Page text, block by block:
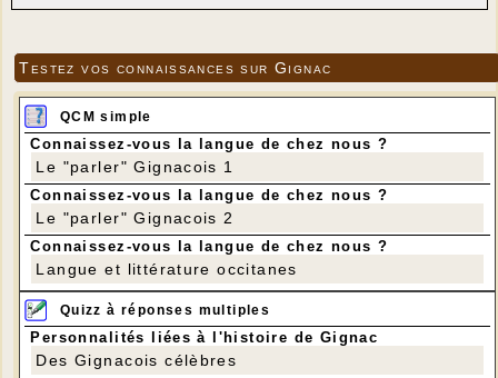
---
Testez vos connaissances sur Gignac
QCM simple
Connaissez-vous la langue de chez nous ?
Le "parler" Gignacois 1
Connaissez-vous la langue de chez nous ?
Le "parler" Gignacois 2
Connaissez-vous la langue de chez nous ?
Langue et littérature occitanes
Quizz à réponses multiples
Personnalités liées à l'histoire de Gignac
Des Gignacois célèbres